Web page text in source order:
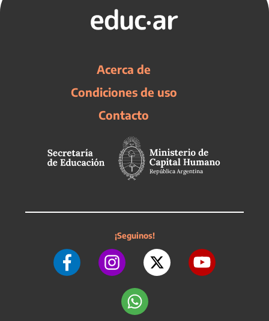
Acerca de
Condiciones de uso
Contacto
¡Seguinos!